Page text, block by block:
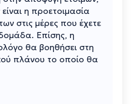
η προετοιμασία
στις μέρες που έχετε
Επίσης, η
θα βοηθήσει στη
πλάνου το οποίο θα